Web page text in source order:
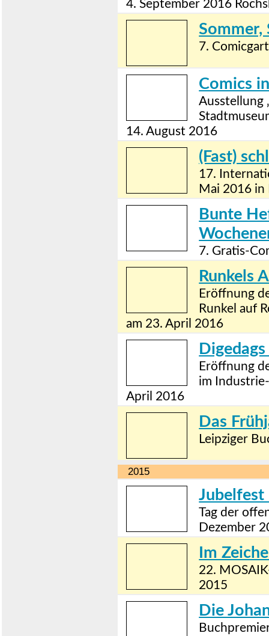
4. September 2016
Sommer,
7.
Comics
Ausstellung
14. August 2016
(Fast)
17.
Mai 2016 in
Bunte
7. Gratis-
Runkels
Eröffnung
Runkel auf
am 23. April 2016
Eröffnung
im
April 2016
Das
Leipziger
2015
Jubelfest
Tag der
Dezember
Im
22.
2015
Die